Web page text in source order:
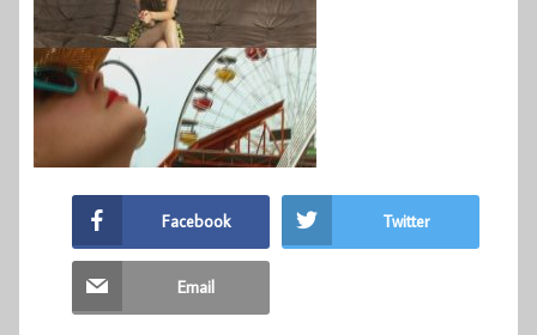
Facebook Twitter
Email